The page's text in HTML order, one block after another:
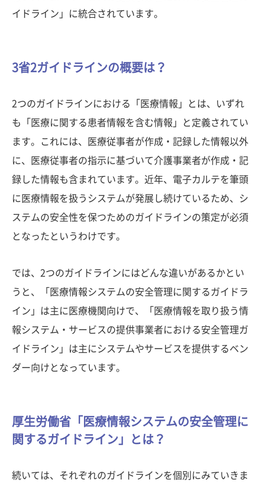
イドライン」に統合されています。
3省2ガイドラインの概要は？
2つのガイドラインにおける「医療情報」とは、いずれ
も「医療に関する患者情報を含む情報」と定義されてい
ます。これには、医療従事者が作成・記録した情報以外
に、医療従事者の指示に基づいて介護事業者が作成・記
録した情報も含まれています。近年、電子カルテを筆頭
に医療情報を扱うシステムが発展し続けているため、シ
ステムの安全性を保つためのガイドラインの策定が必須
となったというわけです。
では、2つのガイドラインにはどんな違いがあるかとい
うと、「医療情報システムの安全管理に関するガイドラ
イン」は主に医療機関向けで、「医療情報を取り扱う情
報システム・サービスの提供事業者における安全管理ガ
イドライン」は主にシステムやサービスを提供するベン
ダー向けとなっています。
厚生労働省「医療情報システムの安全管理に
関するガイドライン」とは？
続いては、それぞれのガイドラインを個別にみていきま